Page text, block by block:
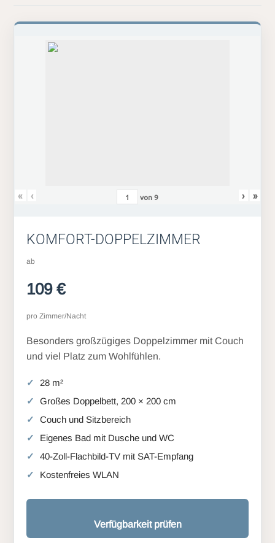
« ‹ von9 › »
KOMFORT-DOPPELZIMMER
ab
109 €
pro Zimmer/Nacht
Besonders großzügiges Doppelzimmer mit Couch
und viel Platz zum Wohlfühlen.
28 m²
Großes Doppelbett, 200 × 200 cm
Couch und Sitzbereich
Eigenes Bad mit Dusche und WC
40-Zoll-Flachbild-TV mit SAT-Empfang
Kostenfreies WLAN
Verfügbarkeit prüfen